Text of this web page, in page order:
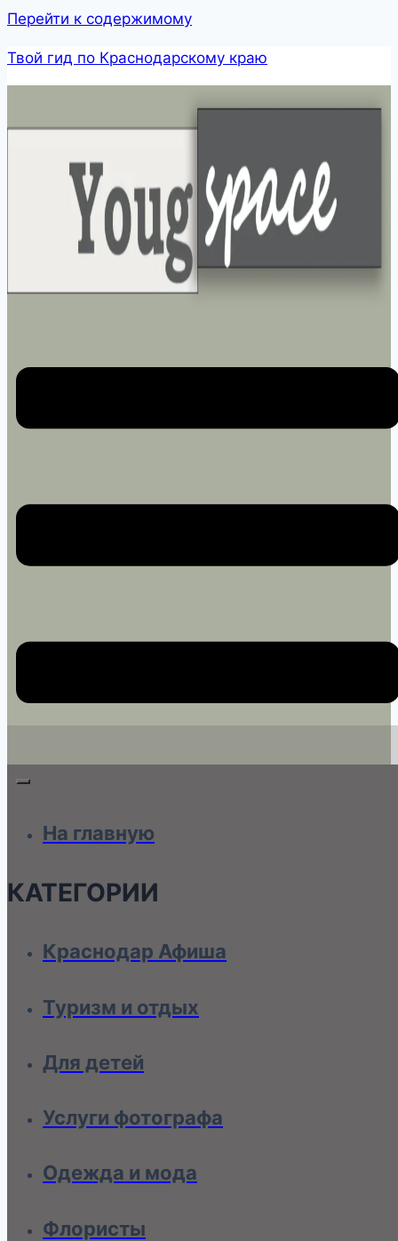
Перейти к содержимому
Твой гид по Краснодарскому краю
На главную
КАТЕГОРИИ
Краснодар Афиша
Туризм и отдых
Для детей
Услуги фотографа
Одежда и мода
Флористы